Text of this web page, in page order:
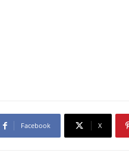
Facebook X